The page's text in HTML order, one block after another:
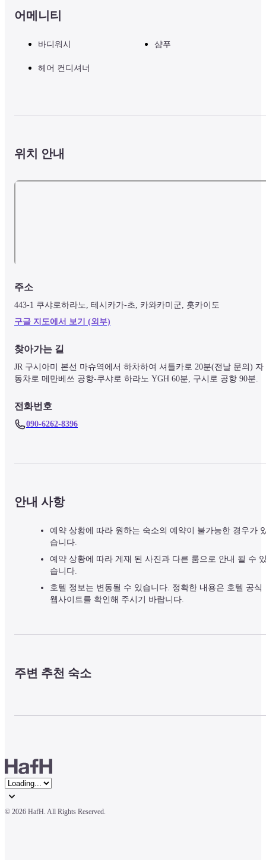
어메니티
바디워시 샴푸
헤어 컨디셔너
위치 안내
주소
443-1 쿠샤로하라노, 테시카가-초, 카와카미군, 홋카이도
구글 지도에서 보기 (외부)
찾아가는 길
JR 구시아미 본선 마슈역에서 하차하여 셔틀카로 20분(전날 문의) 자
동차로 메만베쓰 공항-쿠샤로 하라노 YGH 60분, 구시로 공항 90분.
전화번호
090-6262-8396
안내 사항
예약 상황에 따라 원하는 숙소의 예약이 불가능한 경우가
습니다.
예약 상황에 따라 게재 된 사진과 다른 룸으로 안내 될 수
습니다.
호텔 정보는 변동될 수 있습니다. 정확한 내용은 호텔 공식
웹사이트를 확인해 주시기 바랍니다.
주변 추천 숙소
© 2026 HafH. All Rights Reserved.